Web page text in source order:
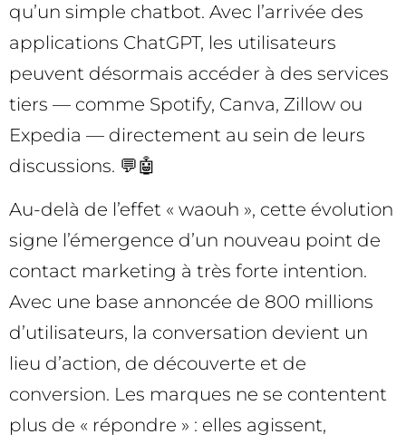
qu’un simple chatbot. Avec l’arrivée des
applications ChatGPT, les utilisateurs
peuvent désormais accéder à des services
tiers — comme Spotify, Canva, Zillow ou
Expedia — directement au sein de leurs
discussions. 💬🤖
Au-delà de l’effet « waouh », cette évolution
signe l’émergence d’un nouveau point de
contact marketing à très forte intention.
Avec une base annoncée de 800 millions
d’utilisateurs, la conversation devient un
lieu d’action, de découverte et de
conversion. Les marques ne se contentent
plus de « répondre » : elles agissent,